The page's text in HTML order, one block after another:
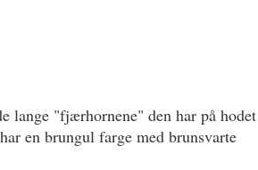
lange "fjærhornene" den har på hodet
en brungul farge med brunsvarte